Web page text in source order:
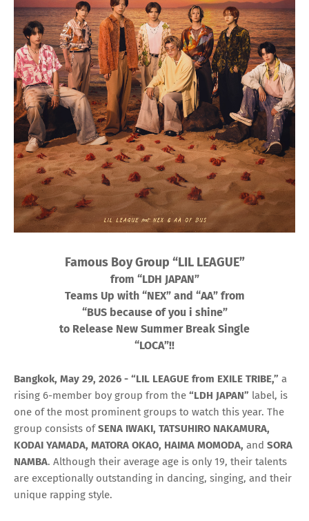
Famous Boy Group “LIL LEAGUE”
from “LDH JAPAN”
Teams Up with “NEX” and “AA” from
“BUS because of you i shine”
to Release New Summer Break Single
“LOCA”!!
Bangkok, May 29, 2026 - “LIL LEAGUE from EXILE TRIBE,” a
rising 6-member boy group from the “LDH JAPAN” label, is
one of the most prominent groups to watch this year. The
group consists ofSENA IWAKI, TATSUHIRO NAKAMURA,
KODAI YAMADA, MATORA OKAO, HAIMA MOMODA, and SORA
NAMBA. Although their average age is only 19, their talents
are exceptionally outstanding in dancing, singing, and their
unique rapping style.